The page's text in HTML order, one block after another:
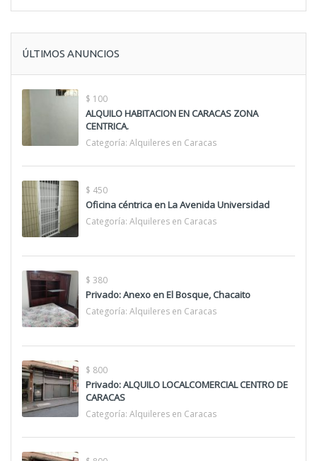
ÚLTIMOS ANUNCIOS
$ 100
ALQUILO HABITACION EN CARACAS ZONA
CENTRICA.
Categoría: Alquileres en Caracas
$ 450
Oficina céntrica en La Avenida Universidad
Categoría: Alquileres en Caracas
$ 380
Privado: Anexo en El Bosque, Chacaito
Categoría: Alquileres en Caracas
$ 800
Privado: ALQUILO LOCALCOMERCIAL CENTRO DE
CARACAS
Categoría: Alquileres en Caracas